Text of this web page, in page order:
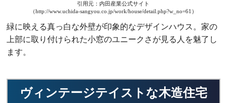
引用元：内田産業公式サイト
（http://www.uchida-sangyou.co.jp/work/house/detail.php?w_no=61）
緑に映える真っ白な外壁が印象的なデザインハウス。家の
上部に取り付けられた小窓のユニークさが見る人を魅了し
ます。
ヴィンテージテイストな木造住宅